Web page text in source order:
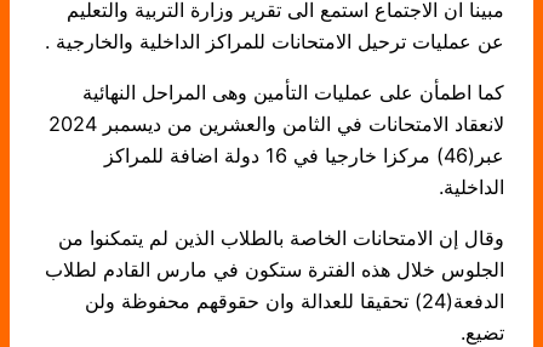
مبينا ان الاجتماع استمع الى تقرير وزارة التربية والتعليم
عن عمليات ترحيل الامتحانات للمراكز الداخلية والخارجية .
كما اطمأن على عمليات التأمين وهى المراحل النهائية
لانعقاد الامتحانات في الثامن والعشرين من ديسمبر 2024
عبر(46) مركزا خارجيا في 16 دولة اضافة للمراكز
الداخلية.
وقال إن الامتحانات الخاصة بالطلاب الذين لم يتمكنوا من
الجلوس خلال هذه الفترة ستكون في مارس القادم لطلاب
الدفعة(24) تحقيقا للعدالة وان حقوقهم محفوظة ولن
تضيع.